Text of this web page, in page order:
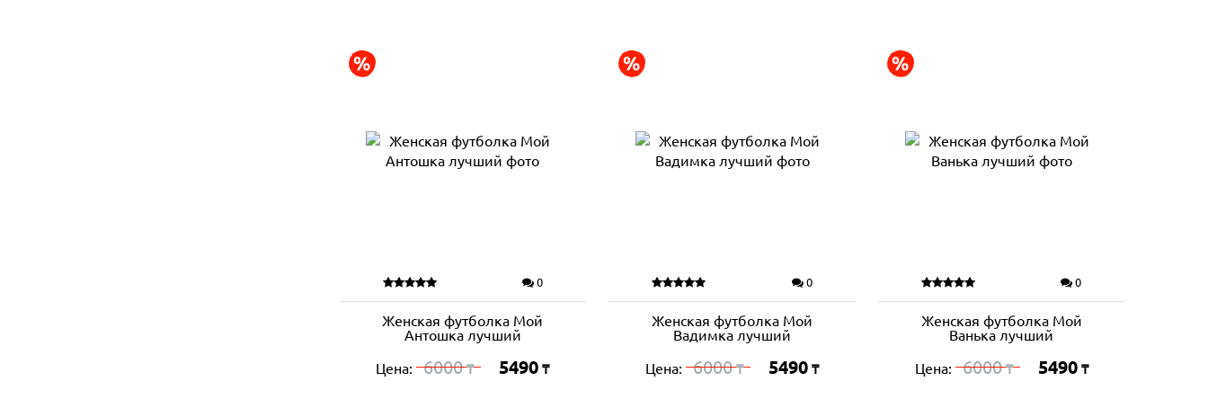
0
Женская футболка Мой
Антошка лучший
Цена: 6000₸ 5490 ₸
0
Женская футболка Мой
Вадимка лучший
Цена: 6000₸ 5490 ₸
0
Женская футболка Мой
Ванька лучший
Цена: 6000₸ 5490 ₸